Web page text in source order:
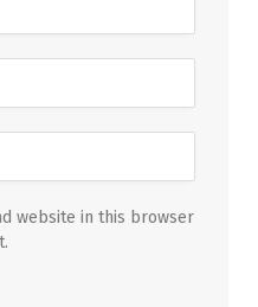
website in this browser